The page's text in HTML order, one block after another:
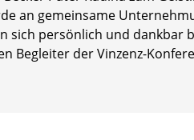
an gemeinsame
sich persönlich und dankbar
Begleiter der Vinzenz-